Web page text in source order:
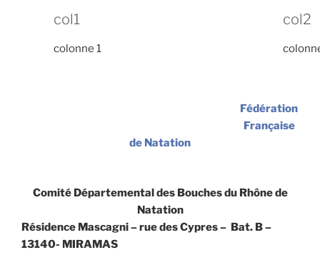
col1
colonne 1
col2
Fédération
Française
de Natation
Comité Départemental des Bouches du Rhône de
Natation
Résidence Mascagni – rue des Cypres – Bat. B –
13140- MIRAMAS